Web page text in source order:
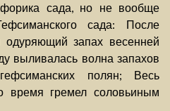
сада, но не вообще
сада: После
одуряющий запах весенней
выливалась волна запахов
полян; Весь
время гремел соловьиным